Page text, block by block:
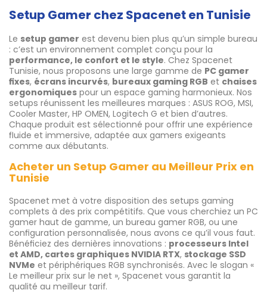
Setup Gamer chez Spacenet en Tunisie
Le setup gamer est devenu bien plus qu’un simple bureau
: c’est un environnement complet conçu pour la
performance, le confort et le style. Chez Spacenet
Tunisie, nous proposons une large gamme de PC gamer
fixes, écrans incurvés, bureaux gaming RGB et chaises
ergonomiques pour un espace gaming harmonieux. Nos
setups réunissent les meilleures marques : ASUS ROG, MSI,
Cooler Master, HP OMEN, Logitech G et bien d’autres.
Chaque produit est sélectionné pour offrir une expérience
fluide et immersive, adaptée aux gamers exigeants
comme aux débutants.
Acheter un Setup Gamer au Meilleur Prix en
Tunisie
Spacenet met à votre disposition des setups gaming
complets à des prix compétitifs. Que vous cherchiez un PC
gamer haut de gamme, un bureau gamer RGB, ou une
configuration personnalisée, nous avons ce qu’il vous faut.
Bénéficiez des dernières innovations : processeurs Intel
et AMD, cartes graphiques NVIDIA RTX, stockage SSD
NVMe et périphériques RGB synchronisés. Avec le slogan «
Le meilleur prix sur le net », Spacenet vous garantit la
qualité au meilleur tarif.